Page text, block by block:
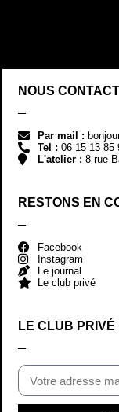
NOUS
Par mail :
Tel : 06 15 13 85
L'atelier : 8 rue
RESTONS EN
Facebook
Instagram
Le journal
Le club privé
LE CLUB PRIVÉ